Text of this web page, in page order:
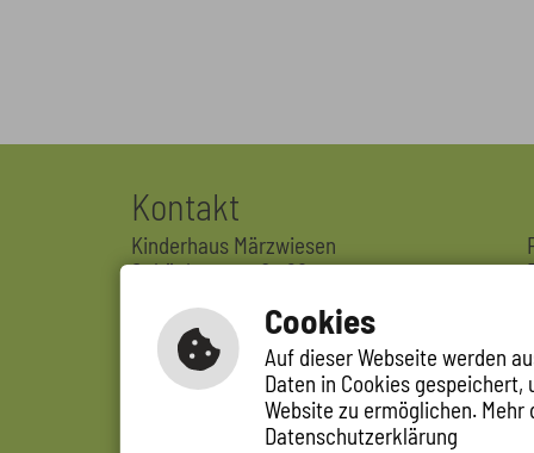
Kontakt
Kinderhaus Märzwiesen
Schönbornstraße 28
Tel. : 06222 389106-0Cookies
Auf dieser Webseite werden
Daten in Cookies
Website zu ermöglichen. Mehr
Datenschutzerklärung